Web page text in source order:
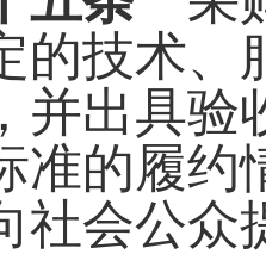
的技术、
并出具验
准的履约
会公众提